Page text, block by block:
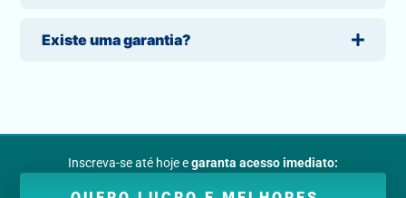
Existe uma garantia?
Inscreva-se até hoje egaranta acesso imediato: